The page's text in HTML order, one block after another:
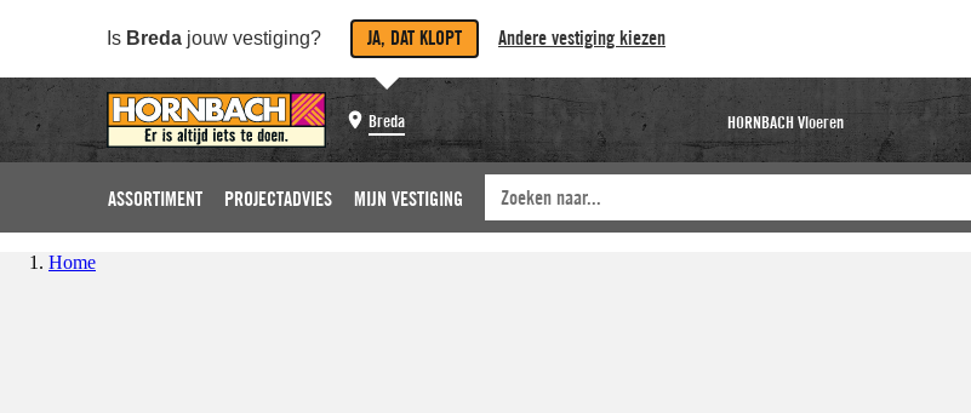
Is Breda jouw vestiging? JA, DAT KLOPT Andere vestiging kiezen
Breda HORNBACH Vloeren
ASSORTIMENT PROJECTADVIES MIJN VESTIGING
Home